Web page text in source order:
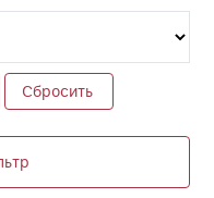
Сбросить